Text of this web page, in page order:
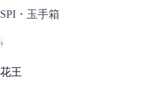
SPI・玉手箱
›
花王